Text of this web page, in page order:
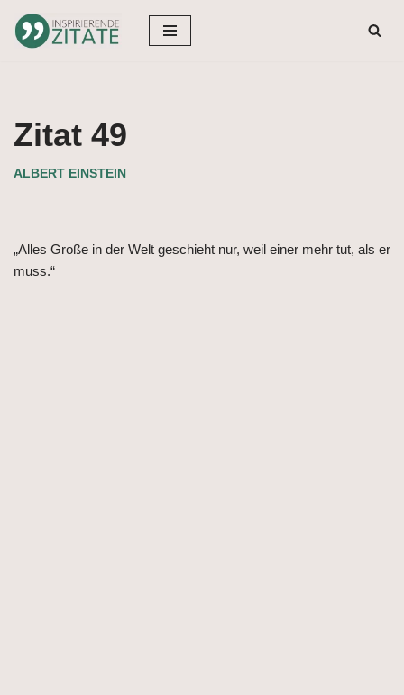
Zum
Zitat 49
ALBERT EINSTEIN
„Alles Große in der Welt geschieht nur, weil einer mehr tut, als er
muss.“